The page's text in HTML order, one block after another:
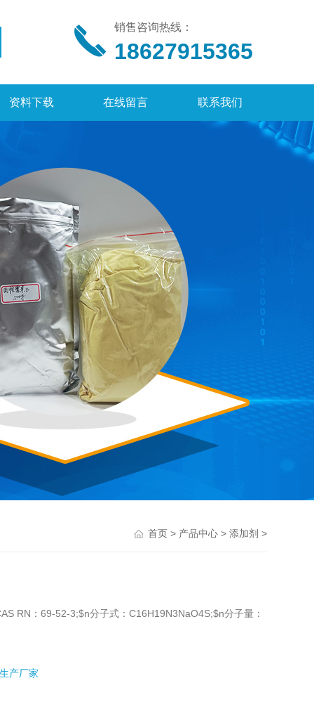
销售咨询热线：
18627915365
资料下载 在线留言 联系我们
首页> 产品中心> 添加剂 >
RN：69-52-3;$n分子式：C16H19N3NaO4S;$n分子量：
生产厂家